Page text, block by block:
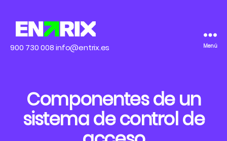
ENTRIX Menú
900 730 008 info@entrix.es
Componentes de un
sistema de control de